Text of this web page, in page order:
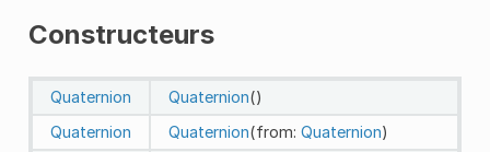
Constructeurs
Quaternion Quaternion()
Quaternion
Quaternion(from: Quaternion)